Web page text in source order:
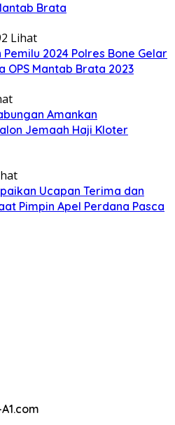
Brata
Lihat
2024 Polres Bone Gelar
OPS Mantab Brata 2023
Amankan
Jemaah Haji Kloter
Ucapan Terima dan
Pimpin Apel Perdana Pasca